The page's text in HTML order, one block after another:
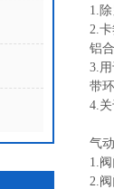
1.
2.
铝
3.
带
4.
气
1.
2.